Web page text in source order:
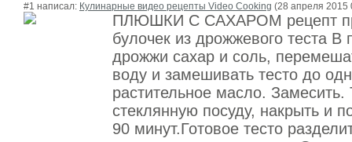
#1 написал: Кулинарные видео рецепты Video Cooking (28 апреля 2015
ПЛЮШКИ С САХАРОМ рецепт
булочек из дрожжевого теста В
дрожжи сахар и соль,
воду и замешивать тесто до
растительное масло. Замесить.
стеклянную посуду, накрыть и
90 минут.Готовое тесто